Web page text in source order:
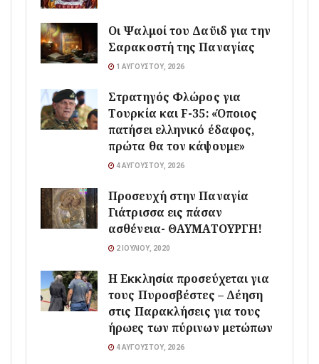
Οι Ψαλμοί του Δαϋιδ για την
Σαρακοστή της Παναγίας
1 ΑΥΓΟΎΣΤΟΥ, 2026
Στρατηγός Φλώρος για
Τουρκία και F-35: «Όποιος
πατήσει ελληνικό έδαφος,
πρώτα θα τον κάψουμε»
4 ΑΥΓΟΎΣΤΟΥ, 2026
Προσευχή στην Παναγία
Γιάτρισσα εις πάσαν
ασθένεια- ΘΑΥΜΑΤΟΥΡΓΗ!
2 ΙΟΥΛΊΟΥ, 2020
Η Εκκλησία προσεύχεται για
τους Πυροσβέστες – Δέηση
στις Παρακλήσεις για τους
ήρωες των πύρινων μετώπων
4 ΑΥΓΟΎΣΤΟΥ, 2026